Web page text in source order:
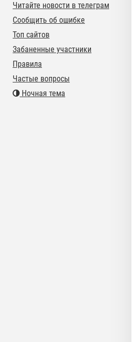
Читайте новости в телеграм
Сообщить об ошибке
Топ сайтов
Забаненные участники
Правила
Частые вопросы
Ночная тема